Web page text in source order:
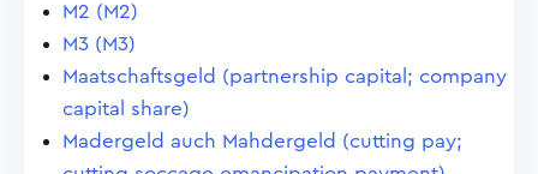
M2 (M2)
M3 (M3)
Maatschaftsgeld (partnership capital; company
capital share)
Madergeld auch Mahdergeld (cutting pay;